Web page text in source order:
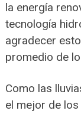
la energía
tecnología
agradecer
promedio de
Como las
el mejor de